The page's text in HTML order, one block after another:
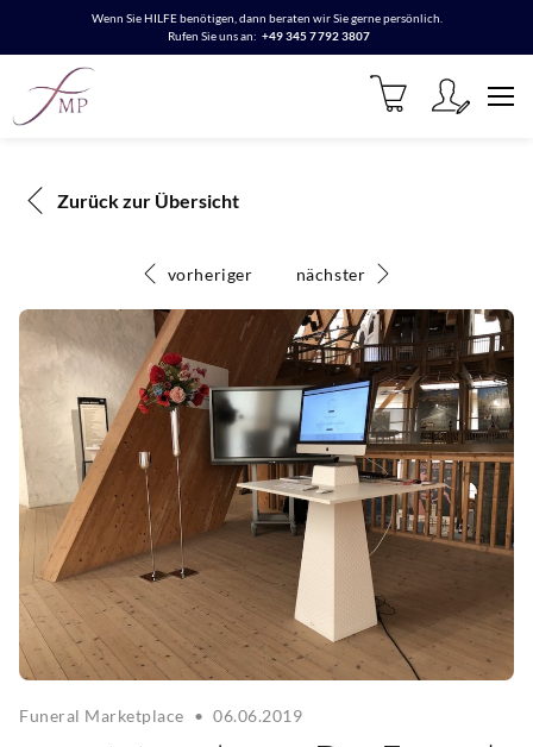
Wenn Sie HILFE benötigen, dann beraten wir Sie gerne persönlich.
Rufen Sie uns an: +49 345 7792 3807
Zurück zur Übersicht
vorheriger nächster
Funeral Marketplace • 06.06.2019